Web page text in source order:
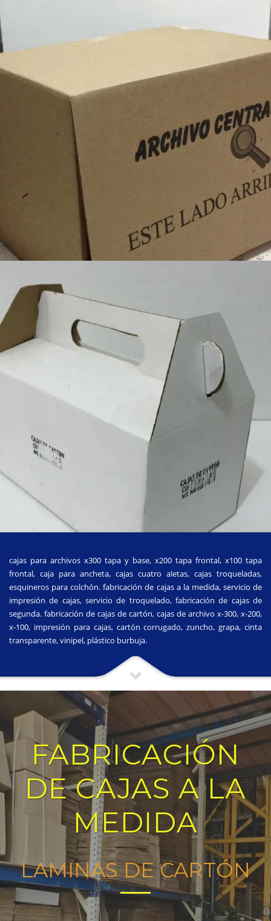
cajas para archivos x300 tapa y base, x200 tapa frontal, x100 tapa
frontal, caja para ancheta, cajas cuatro aletas, cajas troqueladas,
esquineros para colchón. fabricación de cajas a la medida, servicio de
impresión de cajas, servicio de troquelado, fabricación de cajas de
segunda. fabricación de cajas de cartón, cajas de archivo x-300, x-200,
x-100, impresión para cajas, cartón corrugado, zuncho, grapa, cinta
transparente, vinipel, plástico burbuja.
FABRICACIÓN
DE CAJAS A LA
MEDIDA
LAMINAS DE CARTÓN